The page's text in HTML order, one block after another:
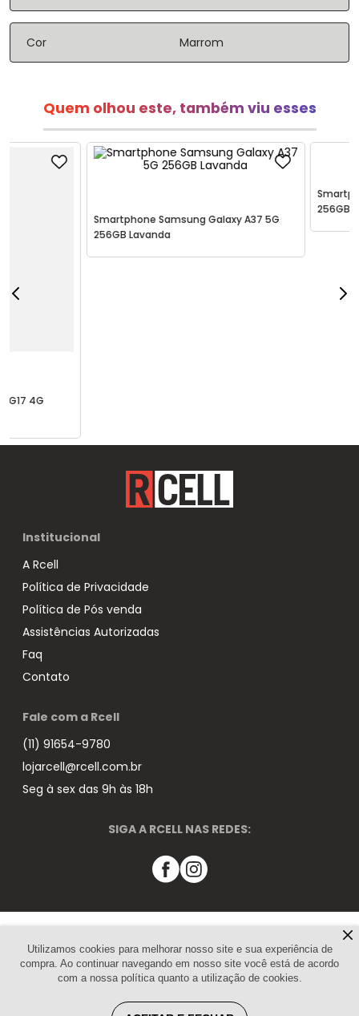
Cor Marrom
Quem olhou este, também viu esses
128GB
Utilizamos cookies para melhorar nosso site e sua experiência de
compra. Ao continuar navegando em nosso site você está de acordo
com a nossa política quanto a utilização de cookies.
Institucional
A Rcell
Política de Privacidade
Política de Pós venda
Assistências Autorizadas
Faq
Contato
Fale com a Rcell
(11) 91654-9780
lojarcell@rcell.com.br
Seg à sex das 9h às 18h
SIGA A RCELL NAS REDES:
Segurança